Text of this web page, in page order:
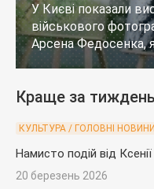
У Києві показали
військового
Арсена Федосенка,
загинув на війні
Краще за тиждень
КУЛЬТУРА / ГОЛОВНІ НОВИНИ
Намисто подій від
20 березень 2026